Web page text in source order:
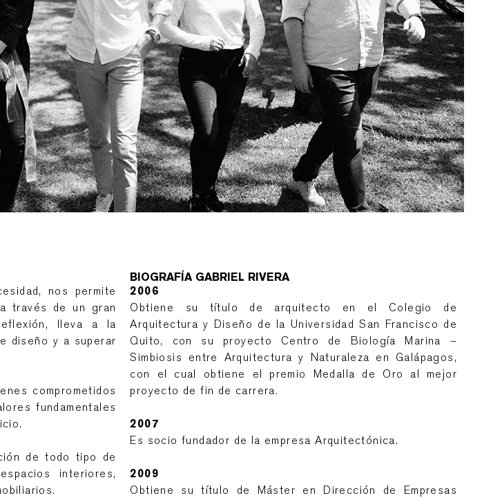
nos permite
través de un gran
lleva a la
diseño y a superar
comprometidos
fundamentales
de todo tipo de
interiores,
BIOGRAFÍA GABRIEL RIVERA
2006
Obtiene su título de arquitecto en el Colegio de
Arquitectura y Diseño de la Universidad San Francisco de
Quito, con su proyecto Centro de Biología Marina –
Simbiosis entre Arquitectura y Naturaleza en Galápagos,
con el cual obtiene el premio Medalla de Oro al mejor
proyecto de fin de carrera.
2007
Es socio fundador de la empresa Arquitectónica.
2009
Obtiene su título de Máster en Dirección de Empresas